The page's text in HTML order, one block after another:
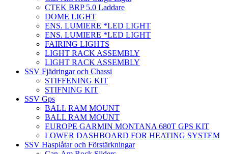
CTEK BRP 5.0 Laddare
DOME LIGHT
ENS. LUMIERE *LED LIGHT
ENS. LUMIERE *LED LIGHT
FAIRING LIGHTS
LIGHT RACK ASSEMBLY
LIGHT RACK ASSEMBLY
SSV Fjädringar och Chassi
STIFFENING KIT
STIFNING KIT
SSV Gps
BALL RAM MOUNT
BALL RAM MOUNT
EUROPE GARMIN MONTANA 680T GPS KIT
LOWER DASHBOARD FOR HEATING SYSTEM
SSV Hasplåtar och Förstärkningar